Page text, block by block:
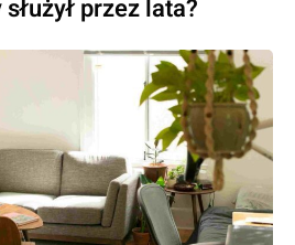
przez lata?